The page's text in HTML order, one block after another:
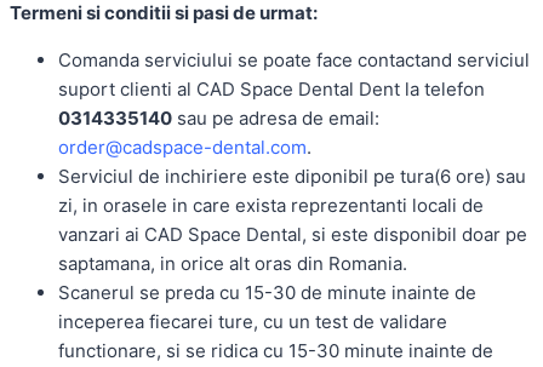
Termeni si conditii si pasi de urmat:
Comanda serviciului se poate face contactand serviciul
suport clienti al CAD Space Dental Dent la telefon
0314335140 sau pe adresa de email:
order@cadspace-dental.com.
Serviciul de inchiriere este diponibil pe tura(6 ore) sau
zi, in orasele in care exista reprezentanti locali de
vanzari ai CAD Space Dental, si este disponibil doar pe
saptamana, in orice alt oras din Romania.
Scanerul se preda cu 15-30 de minute inainte de
inceperea fiecarei ture, cu un test de validare
functionare, si se ridica cu 15-30 minute inainte de